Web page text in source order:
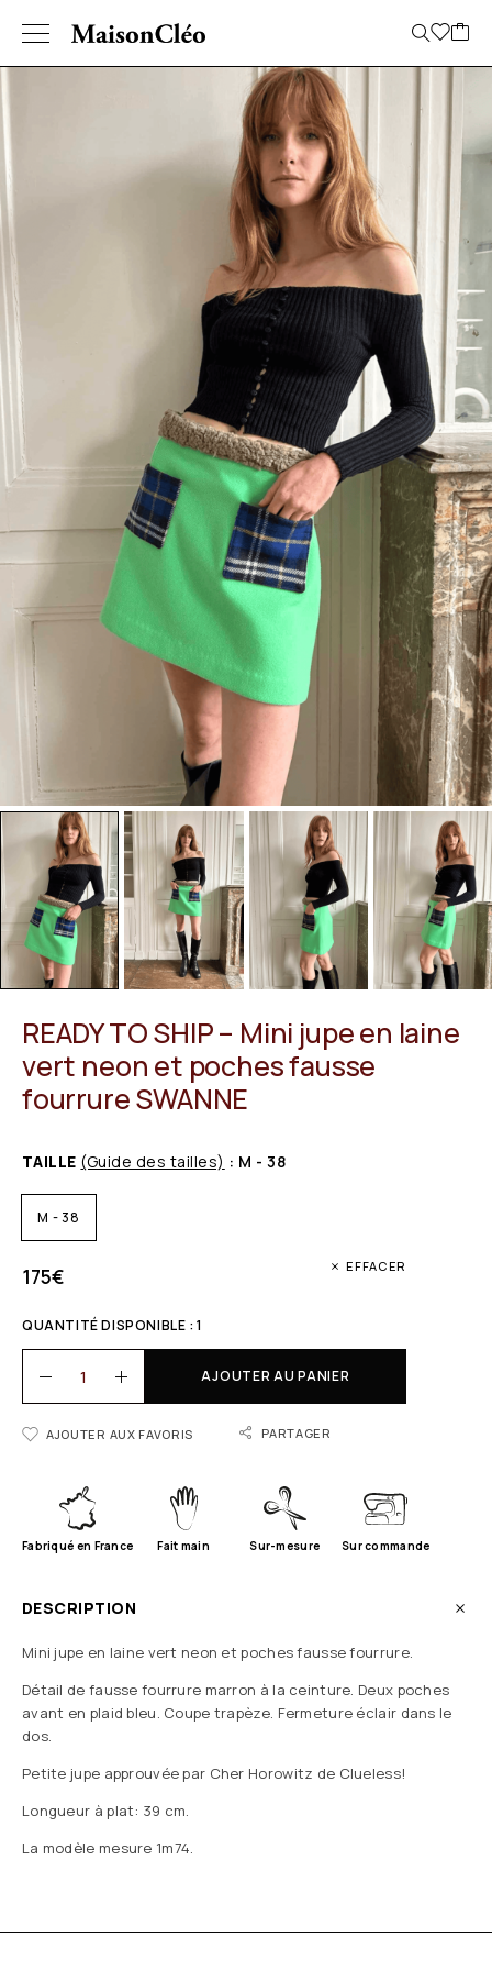
READY TO SHIP – Mini jupe en laine
vert neon et poches fausse
fourrure SWANNE
TAILLE (Guide des tailles) : M - 38
M - 38
EFFACER
175€
QUANTITÉ DISPONIBLE : 1
AJOUTER AU PANIER
AJOUTER AUX FAVORIS PARTAGER
Fabriqué en France Fait main Sur-mesure Sur commande
DESCRIPTION
Mini jupe en laine vert neon et poches fausse fourrure.
Détail de fausse fourrure marron à la ceinture. Deux poches
avant en plaid bleu. Coupe trapèze. Fermeture éclair dans le
dos.
Petite jupe approuvée par Cher Horowitz de Clueless!
Longueur à plat: 39 cm.
La modèle mesure 1m74.